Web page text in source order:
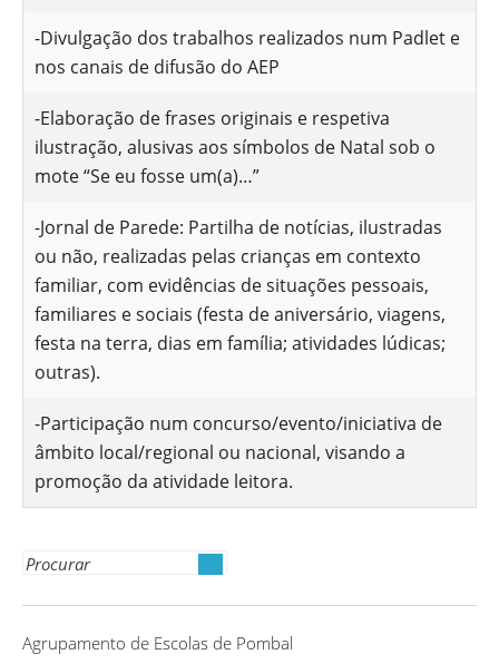
-Divulgação dos trabalhos realizados num Padlet e
nos canais de difusão do AEP
-Elaboração de frases originais e respetiva
ilustração, alusivas aos símbolos de Natal sob o
mote “Se eu fosse um(a)…”
-Jornal de Parede: Partilha de notícias, ilustradas
ou não, realizadas pelas crianças em contexto
familiar, com evidências de situações pessoais,
familiares e sociais (festa de aniversário, viagens,
festa na terra, dias em família; atividades lúdicas;
outras).
-Participação num concurso/evento/iniciativa de
âmbito local/regional ou nacional, visando a
promoção da atividade leitora.
Search
Agrupamento de Escolas de Pombal